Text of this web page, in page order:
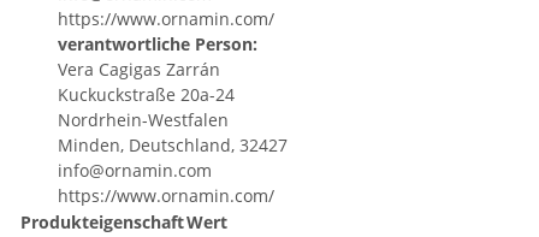
https://www.ornamin.com/
verantwortliche Person:
Vera Cagigas Zarrán
Kuckuckstraße 20a-24
Nordrhein-Westfalen
Minden, Deutschland, 32427
info@ornamin.com
https://www.ornamin.com/
ProdukteigenschaftWert